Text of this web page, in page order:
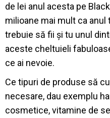
de lei anul acesta pe
milioane mai mult ca anul
trebuie să fii și tu unul
aceste cheltuieli
ce ai nevoie.
Ce tipuri de produse să
necesare, dau exemplu
cosmetice, vitamine de